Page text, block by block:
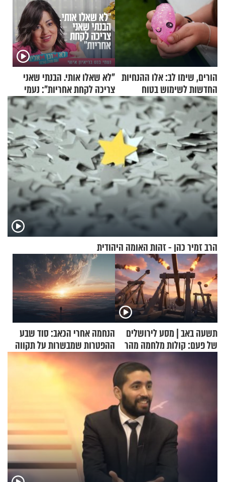
הורים, שימו לב: אלו ההנחיות
החדשות לשימוש בטוח
בסקווישי לאחר מקרי אשפוז
"לא שאלו אותי. הבנתי שאני
צריכה לקחת אחריות": נעמי
בנט בריאיון אישי
הרב זמיר כהן - זהות האומה היהודית
תשעה באב | מסע לירושלים
של פעם: קולות מלחמה מהר
הנחמה אחרי הכאב: סוד שבע
ההפטרות שמבשרות על תקווה
וגאולה